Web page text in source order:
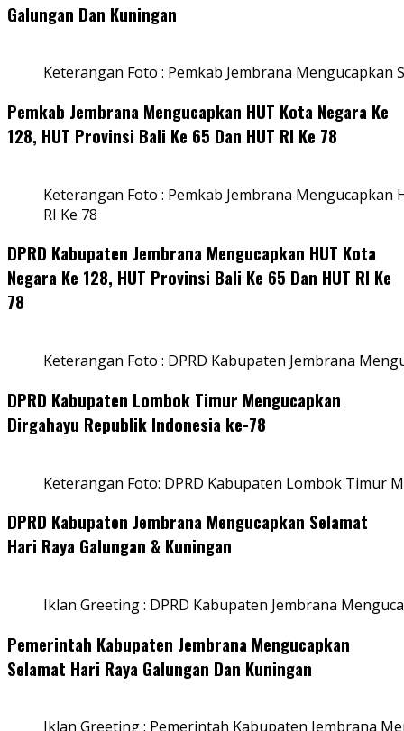
Galungan Dan Kuningan
Keterangan Foto : Pemkab Jembrana Mengucapkan
Pemkab Jembrana Mengucapkan HUT Kota Negara Ke
128, HUT Provinsi Bali Ke 65 Dan HUT RI Ke 78
Keterangan Foto : Pemkab Jembrana Mengucapkan
RI Ke 78
DPRD Kabupaten Jembrana Mengucapkan HUT Kota
Negara Ke 128, HUT Provinsi Bali Ke 65 Dan HUT RI Ke
78
Keterangan Foto : DPRD Kabupaten Jembrana
DPRD Kabupaten Lombok Timur Mengucapkan
Dirgahayu Republik Indonesia ke-78
Keterangan Foto: DPRD Kabupaten Lombok Timur
DPRD Kabupaten Jembrana Mengucapkan Selamat
Hari Raya Galungan & Kuningan
Iklan Greeting : DPRD Kabupaten Jembrana
Pemerintah Kabupaten Jembrana Mengucapkan
Selamat Hari Raya Galungan Dan Kuningan
Iklan Greeting : Pemerintah Kabupaten Jembrana